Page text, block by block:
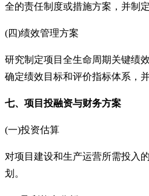
全的责任制度或措施方案，并制
(四)绩效管理方案
研究制定项目全生命周期关键绩
确定绩效目标和评价指标体系，
七、项目投融资与财务方案
(一)投资估算
对项目建设和生产运营所需投入
划。